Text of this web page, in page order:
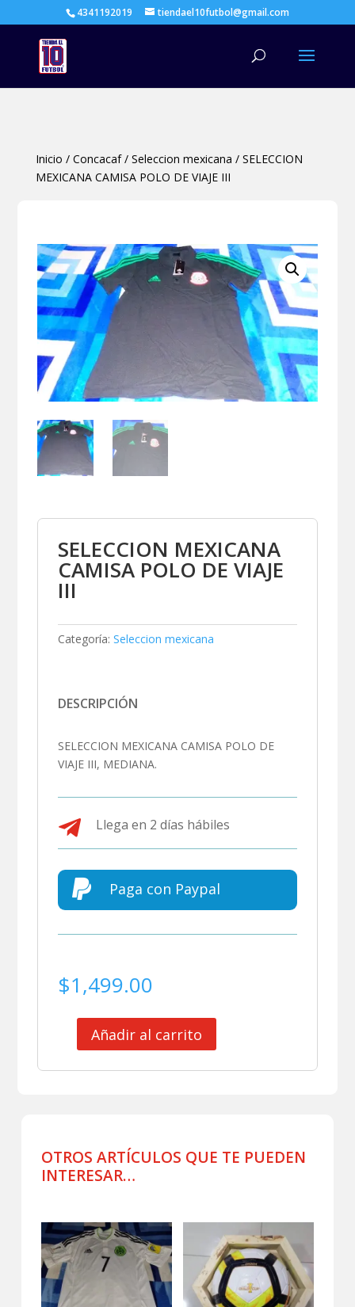
4341192019 tiendael10futbol@gmail.com
Inicio / Concacaf/ Seleccion mexicana / SELECCION
MEXICANA CAMISA POLO DE VIAJE III
SELECCION MEXICANA
CAMISA POLO DE VIAJE
III
Categoría: Seleccion mexicana
DESCRIPCIÓN
SELECCION MEXICANA CAMISA POLO DE
VIAJE III, MEDIANA.
 Llega en 2 días hábiles
 Paga con Paypal
$1,499.00
SELECCION
III
cantidad
Añadir al carrito
OTROS ARTÍCULOS QUE TE PUEDEN
INTERESAR…